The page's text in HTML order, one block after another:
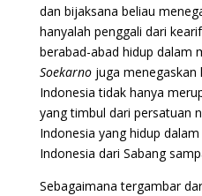
dan bijaksana beliau
hanyalah penggali dari
berabad-abad hidup dalam
Soekarnojuga menegaskan
Indonesia tidak hanya
yang timbul dari persatuan
Indonesia yang hidup
Indonesia dari Sabang
Sebagaimana tergambar